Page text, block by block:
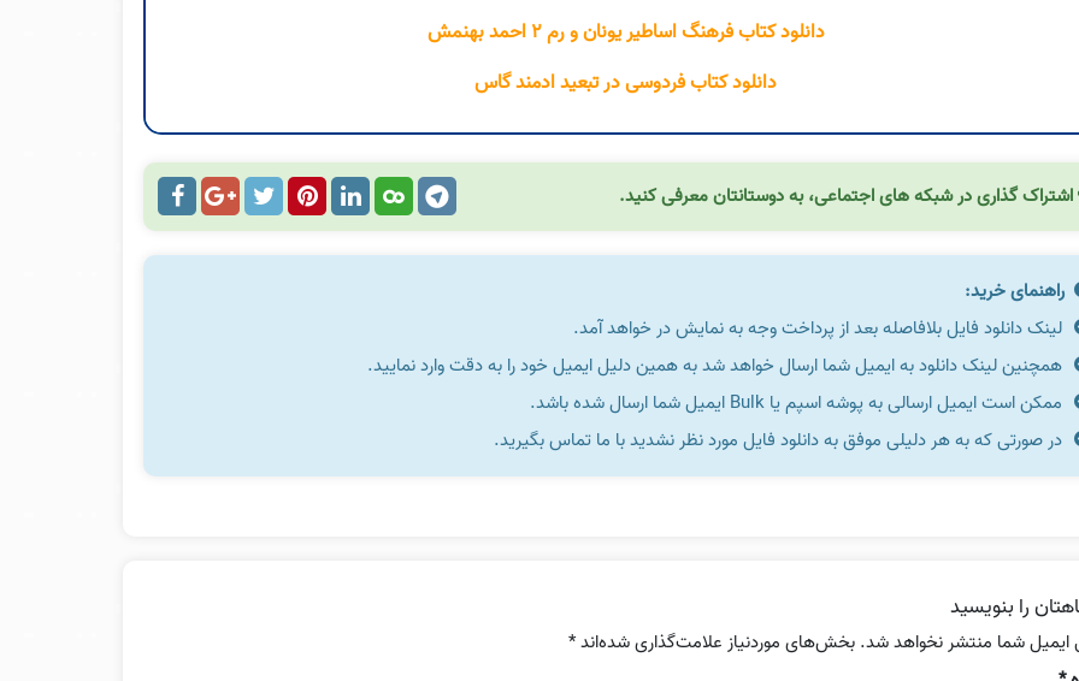
دانلود کتاب فرهنگ اساطیر یونان و رم ۲ احمد بهنمش
دانلود کتاب فردوسی در تبعید ادمند گاس
اشتراک گذاری در شبکه های اجتماعی، به دوستانتان معرفی کنید.
راهنمای خرید:
لینک دانلود فایل بلافاصله بعد از پرداخت وجه به نمایش در خواهد آمد.
همچنین لینک دانلود به ایمیل شما ارسال خواهد شد به همین دلیل ایمیل خود را به دقت وارد نمایید.
ممکن است ایمیل ارسالی به پوشه اسپم یا Bulk ایمیل شما ارسال شده باشد.
در صورتی که به هر دلیلی موفق به دانلود فایل مورد نظر نشدید با ما تماس بگیرید.
را بنویسید
ایمیل شما منتشر نخواهد شد. بخش‌های موردنیاز علامت‌گذاری شده‌اند*